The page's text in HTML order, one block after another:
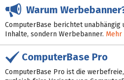
Warum
ComputerBase berichtet
Inhalte, sondern Werbebanner. Mehr
ComputerBase Pro
ComputerBase Pro ist die